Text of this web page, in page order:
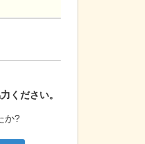
ください。
か?